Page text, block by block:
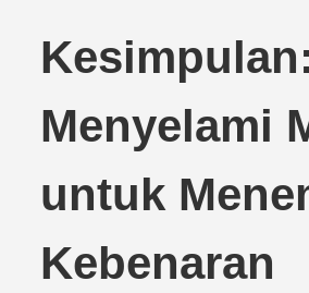
Kesimpulan:
Menyelami
untuk
Kebenaran